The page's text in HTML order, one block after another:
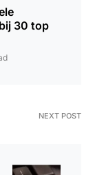
30 top
NEXT POST